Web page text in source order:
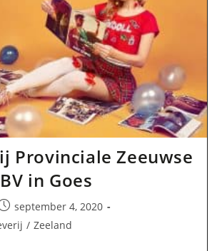
Provinciale Zeeuwse
in Goes
september 4, 2020
/ Zeeland